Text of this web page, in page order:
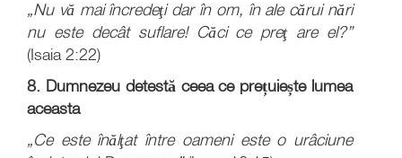
„Nu vă mai încredeţi dar în om, în ale cărui nări
nu este decât suflare! Căci ce preţ are el?”
(Isaia 2:22)
8. Dumnezeu detestă ceea ce prețuiește lumea
aceasta
„Ce este înălţat între oameni este o urâciune